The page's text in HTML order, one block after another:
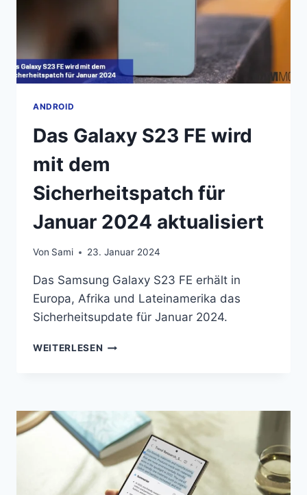
ANDROID
Das Galaxy S23 FE wird
mit dem
Sicherheitspatch für
Januar 2024 aktualisiert
Von Sami 23. Januar 2024
Das Samsung Galaxy S23 FE erhält in
Europa, Afrika und Lateinamerika das
Sicherheitsupdate für Januar 2024.
WEITERLESEN DAS
DEM
SICHERHEITSPATCH
FÜR
JANUAR
2024